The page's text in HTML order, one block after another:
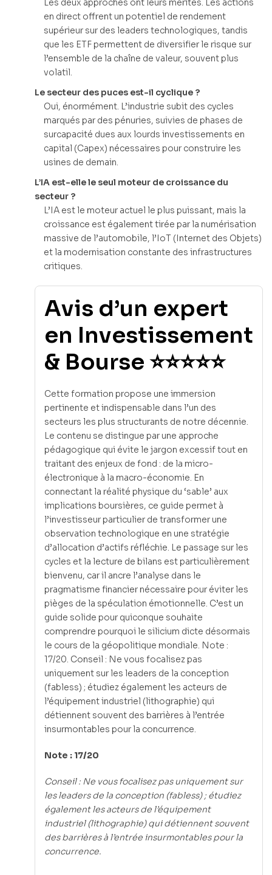
Les deux approches ont leurs mérites. Les actions
en direct offrent un potentiel de rendement
supérieur sur des leaders technologiques, tandis
que les ETF permettent de diversifier le risque sur
l’ensemble de la chaîne de valeur, souvent plus
volatil.
Le secteur des puces est-il cyclique ?
Oui, énormément. L’industrie subit des cycles
marqués par des pénuries, suivies de phases de
surcapacité dues aux lourds investissements en
capital (Capex) nécessaires pour construire les
usines de demain.
L’IA est-elle le seul moteur de croissance du
secteur ?
L’IA est le moteur actuel le plus puissant, mais la
croissance est également tirée par la numérisation
massive de l’automobile, l’IoT (Internet des Objets)
et la modernisation constante des infrastructures
critiques.
Avis d’un expert
en Investissement
& Bourse ⭐⭐⭐⭐⭐
Cette formation propose une immersion
pertinente et indispensable dans l’un des
secteurs les plus structurants de notre décennie.
Le contenu se distingue par une approche
pédagogique qui évite le jargon excessif tout en
traitant des enjeux de fond : de la micro-
électronique à la macro-économie. En
connectant la réalité physique du ‘sable’ aux
implications boursières, ce guide permet à
l’investisseur particulier de transformer une
observation technologique en une stratégie
d’allocation d’actifs réfléchie. Le passage sur les
cycles et la lecture de bilans est particulièrement
bienvenu, car il ancre l’analyse dans le
pragmatisme financier nécessaire pour éviter les
pièges de la spéculation émotionnelle. C’est un
guide solide pour quiconque souhaite
comprendre pourquoi le silicium dicte désormais
le cours de la géopolitique mondiale. Note :
17/20. Conseil : Ne vous focalisez pas
uniquement sur les leaders de la conception
(fabless) ; étudiez également les acteurs de
l’équipement industriel (lithographie) qui
détiennent souvent des barrières à l’entrée
insurmontables pour la concurrence.
Note : 17/20
Conseil : Ne vous focalisez pas uniquement sur
les leaders de la conception (fabless) ; étudiez
également les acteurs de l’équipement
industriel (lithographie) qui détiennent souvent
des barrières à l’entrée insurmontables pour la
concurrence.